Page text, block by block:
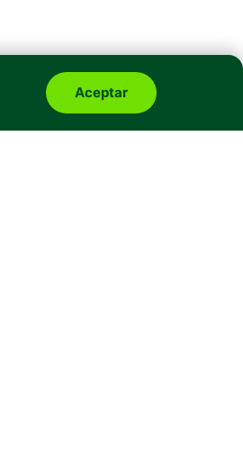
Aceptar